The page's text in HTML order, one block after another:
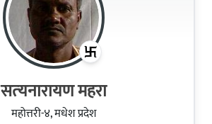
सत्‍यनारायण महरा
महोत्तरी-४, मधेश प्रदेश